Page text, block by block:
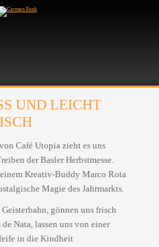
UND LEICHT N
Café Utopia zieht es uns
der Basler Herbstmesse.
Kreativ-Buddy Marco Rota
Magie des Jahrmarkts.
gönnen uns frisch
de Nata, lassen uns von einer
in die Kindheit